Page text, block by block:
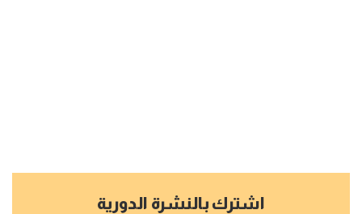
اشترك بالنشرة الدورية